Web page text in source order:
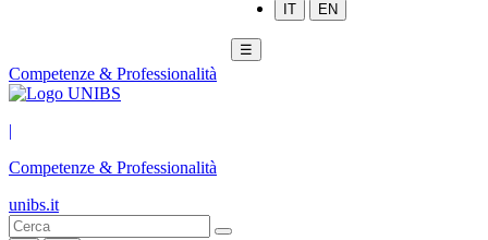
IT EN
☰
Competenze & Professionalità
|
Competenze & Professionalità
unibs.it